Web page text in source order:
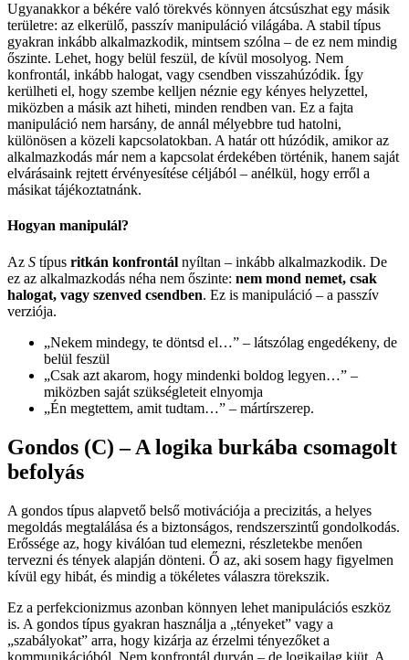
Ugyanakkor a békére való törekvés könnyen átcsúszhat egy másik
területre: az elkerülő, passzív manipuláció világába. A stabil típus
gyakran inkább alkalmazkodik, mintsem szólna – de ez nem mindig
őszinte. Lehet, hogy belül feszül, de kívül mosolyog. Nem
konfrontál, inkább halogat, vagy csendben visszahúzódik. Így
kerülheti el, hogy szembe kelljen néznie egy kényes helyzettel,
miközben a másik azt hiheti, minden rendben van. Ez a fajta
manipuláció nem harsány, de annál mélyebbre tud hatolni,
különösen a közeli kapcsolatokban. A határ ott húzódik, amikor az
alkalmazkodás már nem a kapcsolat érdekében történik, hanem saját
elvárásaink rejtett érvényesítése céljából – anélkül, hogy erről a
másikat tájékoztatnánk.
Hogyan manipulál?
Az S típus ritkán konfrontál nyíltan – inkább alkalmazkodik. De
ez az alkalmazkodás néha nem őszinte: nem mond nemet, csak
halogat, vagy szenved csendben. Ez is manipuláció – a passzív
verziója.
„Nekem mindegy, te döntsd el…” – látszólag engedékeny, de
belül feszül
„Csak azt akarom, hogy mindenki boldog legyen…” –
miközben saját szükségleteit elnyomja
„Én megtettem, amit tudtam…” – mártírszerep.
Gondos (C) – A logika burkába csomagolt
befolyás
A gondos típus alapvető belső motivációja a precizitás, a helyes
megoldás megtalálása és a biztonságos, rendszerszintű gondolkodás.
Erőssége az, hogy kiválóan tud elemezni, részletekbe menően
tervezni és tények alapján dönteni. Ő az, aki sosem hagy figyelmen
kívül egy hibát, és mindig a tökéletes válaszra törekszik.
Ez a perfekcionizmus azonban könnyen lehet manipulációs eszköz
is. A gondos típus gyakran használja a „tényeket” vagy a
„szabályokat” arra, hogy kizárja az érzelmi tényezőket a
kommunikációból. Nem konfrontál durván – de logikailag kiüt. A